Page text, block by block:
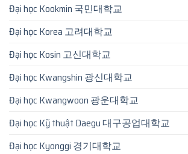
Đại học Kookmin 국민대학교
Đại học Korea 고려대학교
Đại học Kosin 고신대학교
Đại học Kwangshin 광신대학교
Đại học Kwangwoon 광운대학교
Đại học Kỹ thuật Daegu 대구공업대학교
Đại học Kyonggi 경기대학교